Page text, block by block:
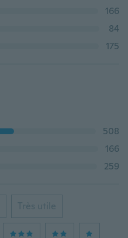
166
84
175
508
166
259
Très utile